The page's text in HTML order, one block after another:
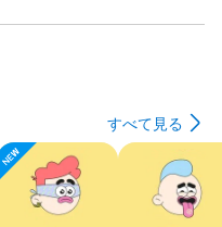
すべて見る